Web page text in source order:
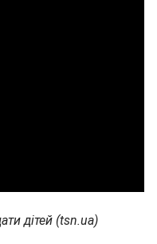
дітей (tsn.ua)